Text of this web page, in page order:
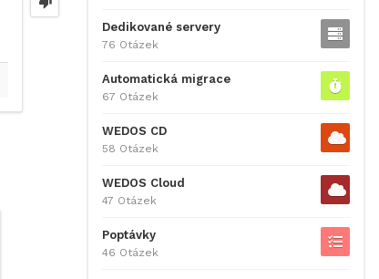
Dedikované servery
76 Otázek
Automatická migrace
67 Otázek
WEDOS CD
58 Otázek
WEDOS Cloud
47 Otázek
Poptávky
46 Otázek